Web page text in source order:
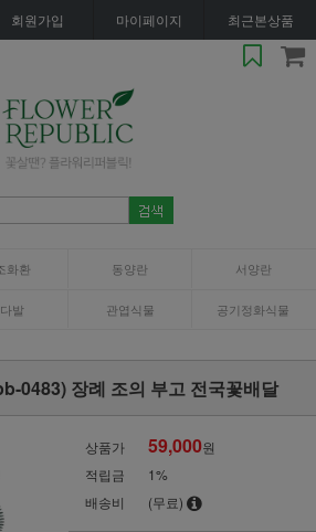
회원가입 마이페이지 최근본상품
화환 동양란 서양란
발 관엽식물 공기정화식물
0483) 장례 조의 부고 전국꽃배달
상품가 59,000원
적립금
1%
배송비
(무료)